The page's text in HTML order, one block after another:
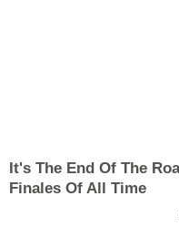
It's The End Of The
Finales Of All Time